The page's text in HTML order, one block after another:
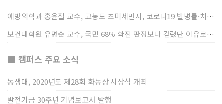
예방의학과 홍윤철 교수, 고농도 초미세먼지, 코로나19 발병률·치명률 높인다
보건대학원 유명순 교수, 국민 68% 확진 판정보다 걸렸단 이유로 비난받는 걸 더 두려해
■ 캠퍼스 주요 소식
농생대, 2020년도 제28회 화농상 시상식 개최
발전기금 30주년 기념보고서 발행